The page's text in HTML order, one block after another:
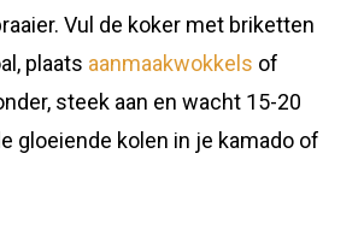
Vul de koker met briketten
plaats aanmaakwokkels of
steek aan en wacht 15-20
gloeiende kolen in je kamado of